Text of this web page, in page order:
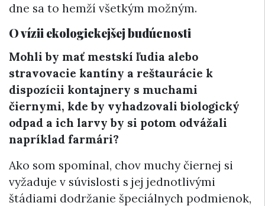
dne sa to hemží všetkým možným.
O vízii ekologickejšej budúcnosti
Mohli by mať mestskí ľudia alebo
stravovacie kantíny a reštaurácie k
dispozícii kontajnery s muchami
čiernymi, kde by vyhadzovali biologický
odpad a ich larvy by si potom odvážali
napríklad farmári?
Ako som spomínal, chov muchy čiernej si
vyžaduje v súvislosti s jej jednotlivými
štádiami dodržanie špeciálnych podmienok,